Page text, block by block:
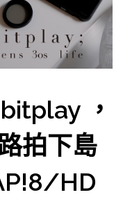
，
拍下島
HD